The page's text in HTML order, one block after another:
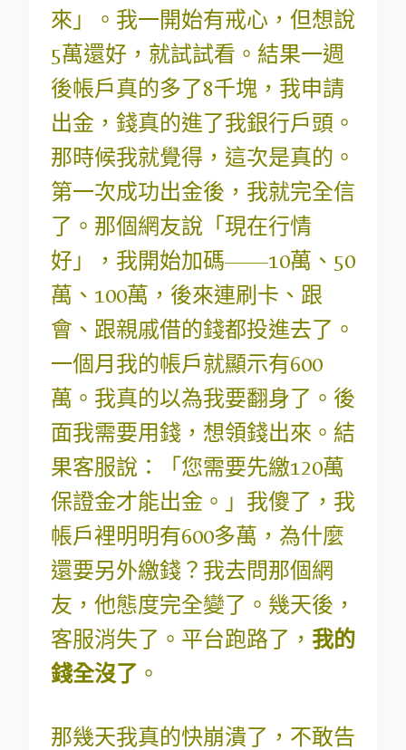
來」。我一開始有戒心，但想說
5萬還好，就試試看。結果一週
後帳戶真的多了8千塊，我申請
出金，錢真的進了我銀行戶頭。
那時候我就覺得，這次是真的。
第一次成功出金後，我就完全信
了。那個網友說「現在行情
好」，我開始加碼——10萬、50
萬、100萬，後來連刷卡、跟
會、跟親戚借的錢都投進去了。
一個月我的帳戶就顯示有600
萬。我真的以為我要翻身了。後
面我需要用錢，想領錢出來。結
果客服說：「您需要先繳120萬
保證金才能出金。」我傻了，我
帳戶裡明明有600多萬，為什麼
還要另外繳錢？我去問那個網
友，他態度完全變了。幾天後，
客服消失了。平台跑路了， 我的
錢全沒了 。
那幾天我真的快崩潰了，不敢告